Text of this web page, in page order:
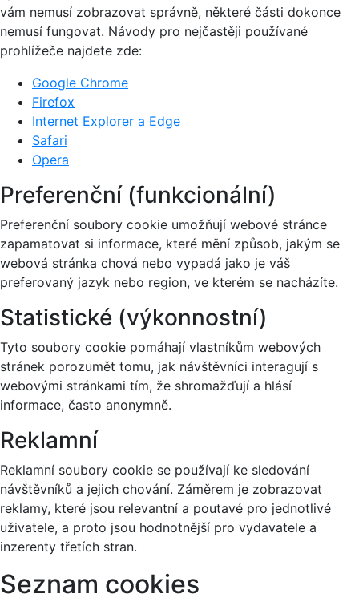
vám nemusí zobrazovat správně, některé části dokonce
nemusí fungovat. Návody pro nejčastěji používané
prohlížeče najdete zde:
Google Chrome
Firefox
Internet Explorer a Edge
Safari
Opera
Preferenční (funkcionální)
Preferenční soubory cookie umožňují webové stránce
zapamatovat si informace, které mění způsob, jakým se
webová stránka chová nebo vypadá jako je váš
preferovaný jazyk nebo region, ve kterém se nacházíte.
Statistické (výkonnostní)
Tyto soubory cookie pomáhají vlastníkům webových
stránek porozumět tomu, jak návštěvníci interagují s
webovými stránkami tím, že shromažďují a hlásí
informace, často anonymně.
Reklamní
Reklamní soubory cookie se používají ke sledování
návštěvníků a jejich chování. Záměrem je zobrazovat
reklamy, které jsou relevantní a poutavé pro jednotlivé
uživatele, a proto jsou hodnotnější pro vydavatele a
inzerenty třetích stran.
Seznam cookies